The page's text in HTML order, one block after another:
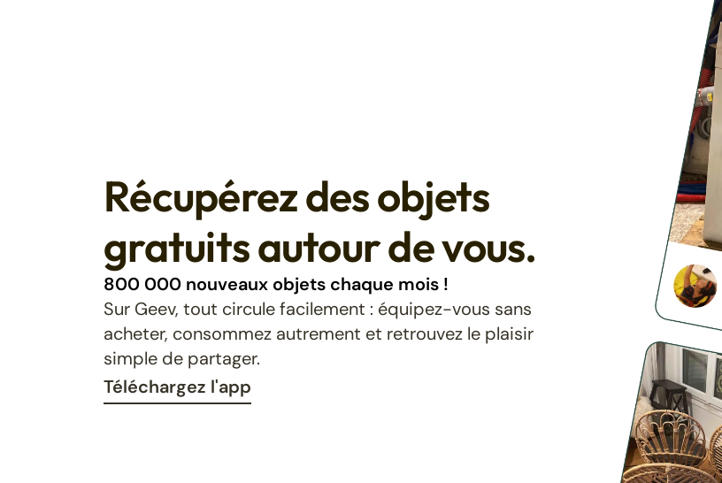
Récupérez des objets
gratuits autour de vous.
800 000 nouveaux objets chaque mois !
Sur Geev, tout circule facilement : équipez-vous sans
acheter, consommez autrement et retrouvez le plaisir
simple de partager.
Téléchargez l'app